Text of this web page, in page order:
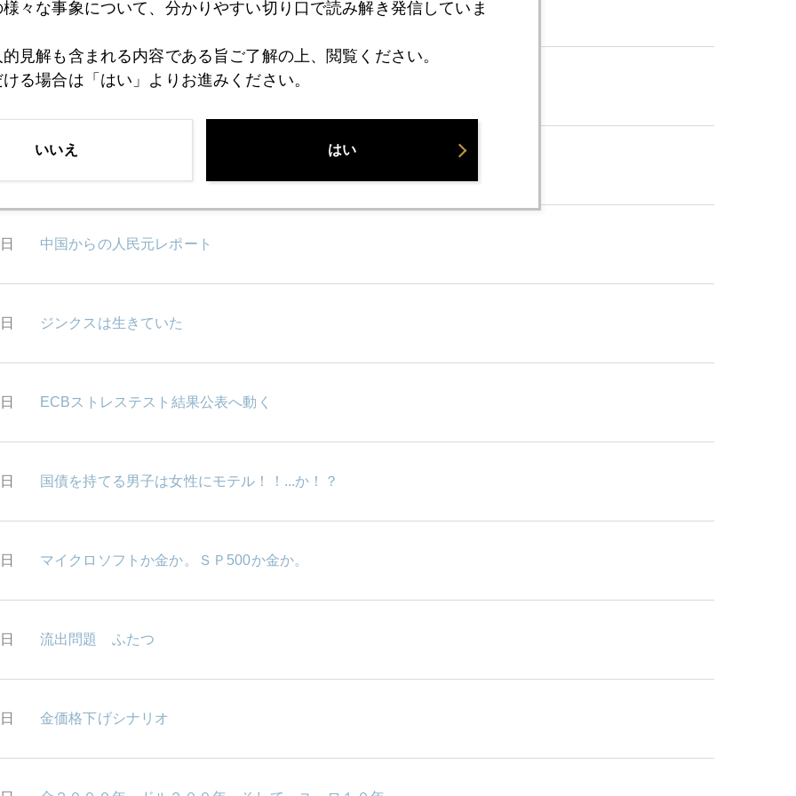
中国金需要量は倍増へ
ＦＯＭＣで超低金利政策長期継続濃厚
中国からの人民元レポート
ジンクスは生きていた
ECBストレステスト結果公表へ動く
国債を持てる男子は女性にモテル！！...か！？
マイクロソフトか金か。ＳＰ500か金か。
流出問題 ふたつ
金価格下げシナリオ
々な事象について、分かりやすい切り口で読み解き発信していま
見解も含まれる内容である旨ご了解の上、閲覧ください。
る場合は「はい」よりお進みください。
いいえ はい